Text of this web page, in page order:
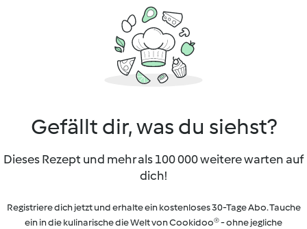
Gefällt dir, was du siehst?
Dieses Rezept und mehr als 100 000 weitere warten auf
dich!
Registriere dich jetzt und erhalte ein kostenloses 30-Tage Abo. Tauche
ein in die kulinarische die Welt von Cookidoo® - ohne jegliche